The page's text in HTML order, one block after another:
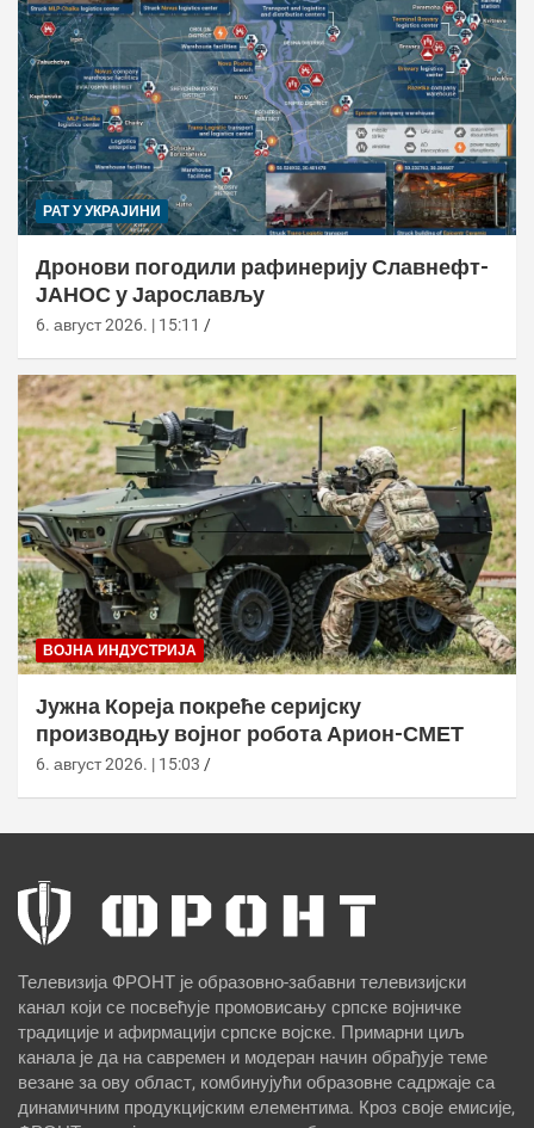
РАТ У УКРАЈИНИ
Дронови погодили рафинерију Славнефт-
ЈАНОС у Јарослављу
6. август 2026. | 15:11
ВОЈНА ИНДУСТРИЈА
Јужна Кореја покреће серијску
производњу војног робота Арион-СМЕТ
6. август 2026. | 15:03
Телевизија ФРОНТ је образовно-забавни телевизијски
канал који се посвећује промовисању српске војничке
традиције и афирмацији српске војске. Примарни циљ
канала је да на савремен и модеран начин обрађује теме
везане за ову област, комбинујући образовне садржаје са
динамичним продукцијским елементима. Кроз своје емисије,